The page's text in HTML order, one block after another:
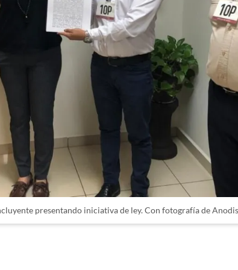
presentando iniciativa de ley. Con fotografía de